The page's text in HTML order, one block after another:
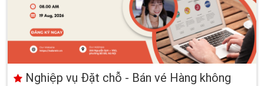
Nghiệp vụ Đặt chỗ - Bán vé Hàng không